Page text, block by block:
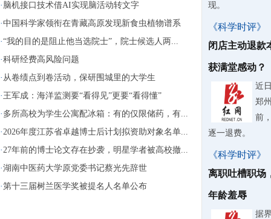
· 脑机接口技术借AI实现脑活动转文字
·中国科学家领衔在青藏高原发现新食虫植物谱系
·“我的目的是阻止他当选院士”，院士候选人两...
·科研经费高风险问题
· 从卷绩点到卷活动，保研围城里的大学生
· 王军成：海洋监测要“看得见”更要“看得懂”
· 多所高校为学生公寓配冰箱：有的仅限储药，有...
·2026年度江苏省卓越博士后计划拟资助对象名单...
·27年前的博士论文存在抄袭，明星学者被高校撤...
·湖南中医药大学原党委书记蔡光先辞世
·第十三届树兰医学奖被提名人名单公布
现。
《科学时评》
闭店主动退款
获满堂感动？
近
郑
前
逐一退费。
《科学时评》
离职吐槽职场
年龄羞辱
据